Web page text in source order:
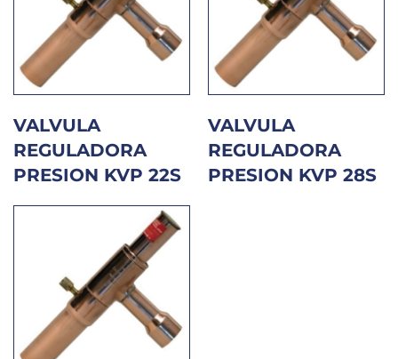
VALVULA
REGULADORA
PRESION KVP 22S
VALVULA
REGULADORA
PRESION KVP 28S